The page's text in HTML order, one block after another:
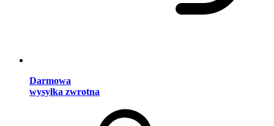
Darmowa
wysyłka zwrotna